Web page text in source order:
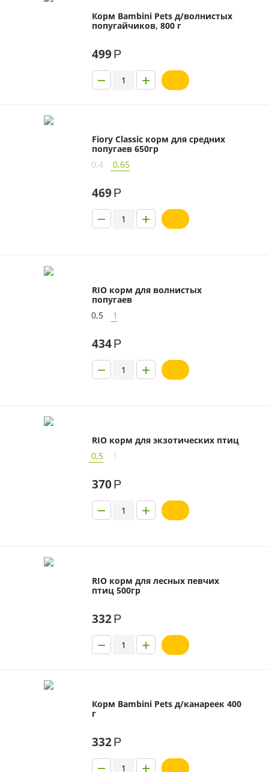
Корм Bambini Pets д/волнистых
попугайчиков, 800 г
499Р
+
−
Fiory Classic корм для средних
попугаев 650гр
0,4
0,65
469Р
+
−
RIO корм для волнистых
попугаев
0,5
1
434Р
+
−
RIO корм для экзотических птиц
0,5
1
370Р
+
−
RIO корм для лесных певчих
птиц 500гр
332Р
+
−
Корм Bambini Pets д/канареек 400
г
332Р